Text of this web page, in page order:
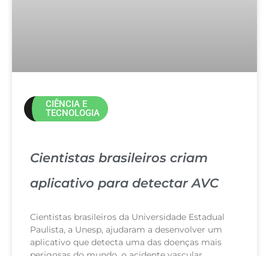
CIÊNCIA E
TECNOLOGIA
Cientistas brasileiros criam
aplicativo para detectar AVC
Cientistas brasileiros da Universidade Estadual
Paulista, a Unesp, ajudaram a desenvolver um
aplicativo que detecta uma das doenças mais